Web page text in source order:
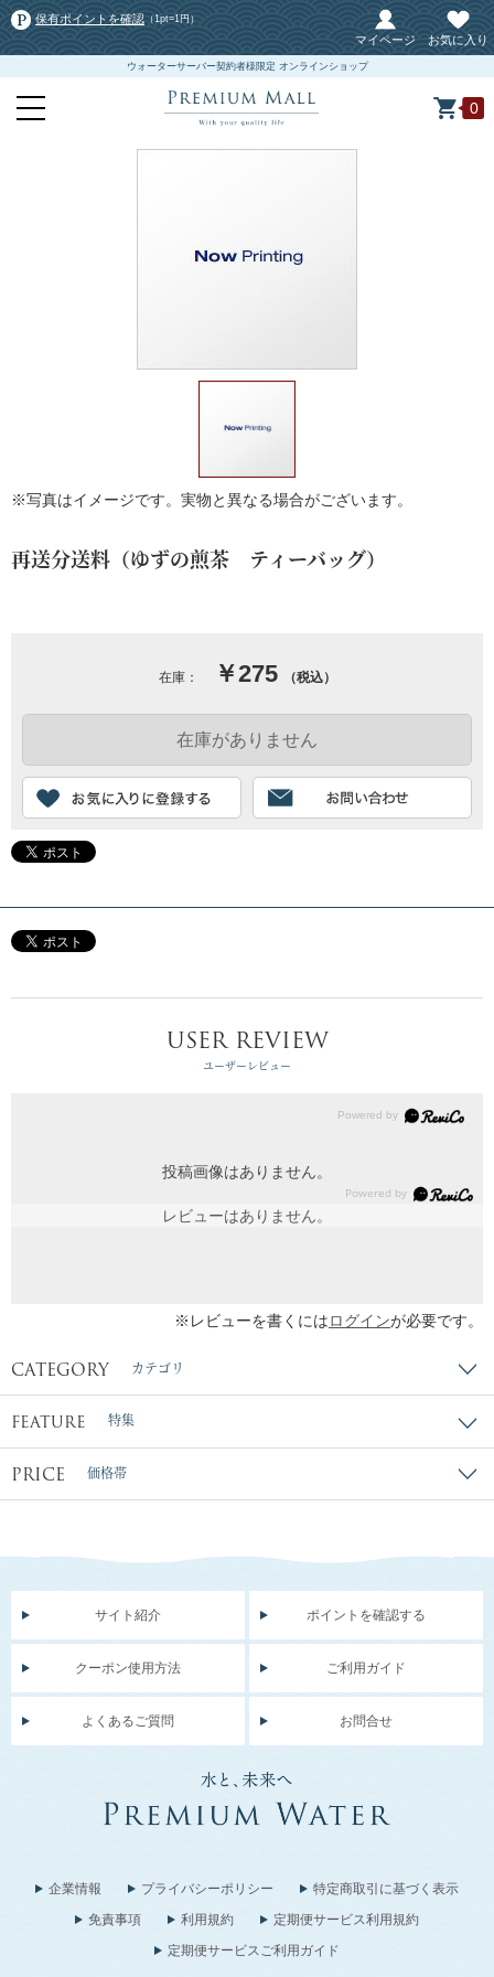
保有ポイントを確認 （1pt=1円）
マイページ お気に入り
ウォーターサーバー契約者様限定 オンラインショップ
0
※写真はイメージです。実物と異なる場合がございます。
再送分送料（ゆずの煎茶 ティーバッグ）
在庫： ￥275 （税込）
USER REVIEW
ユーザーレビュー
投稿画像はありません。
レビューはありません。
※レビューを書くにはログインが必要です。
CATEGORY カテゴリ
FEATURE 特集
PRICE 価格帯
サイト紹介 ポイントを確認する
クーポン使用方法 ご利用ガイド
よくあるご質問 お問合せ
企業情報 プライバシーポリシー
特定商取引に基づく表示
免責事項
利用規約
定期便サービス利用規約
定期便サービスご利用ガイド